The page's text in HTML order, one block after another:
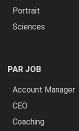
Portrait
Sciences
PAR JOB
Account Manager
CEO
Coaching